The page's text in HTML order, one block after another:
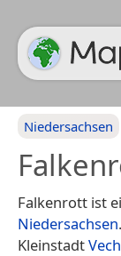
Niedersachsen
Falkenrott ist
Niedersachsen
Kleinstadt